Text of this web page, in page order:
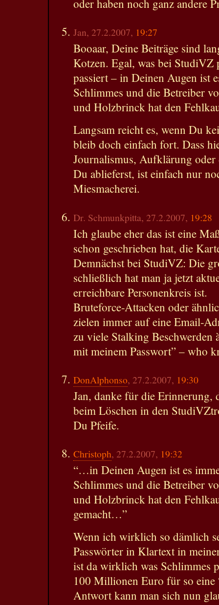
oder haben noch ganz andere
Jan, 27.2.2007, 19:27
Booaar, Deine Beiträge sind
Kotzen. Egal, was bei StudiVZ
passiert – in Deinen Augen ist
Schlimmes und die Betreiber
und Holzbrinck hat den
Langsam reicht es, wenn Du
bleib doch einfach fort. Dass
Journalismus, Aufklärung oder
Du ablieferst, ist einfach nur
Miesmacherei.
Dr. Schmunkpitta, 27.2.2007, 19:28
Ich glaube eher das ist eine
schon geschrieben hat, die
Demnächst bei StudiVZ: Die
schließlich hat man ja jetzt
erreichbare Personenkreis ist.
Bruteforce-Attacken oder
zielen immer auf eine Email-
zu viele Stalking Beschwerden
mit meinem Passwort” – who
DonAlphonso, 27.2.2007, 19:30
Jan, danke für die Erinnerung,
beim Löschen in den
Du Pfeife.
Christoph, 27.2.2007, 19:32
“…in Deinen Augen ist es
Schlimmes und die Betreiber
und Holzbrinck hat den
gemacht…”
Wenn ich wirklich so dämlich
Passwörter in Klartext in
ist da wirklich was Schlimmes
100 Millionen Euro für so eine
Antwort kann man sich nun